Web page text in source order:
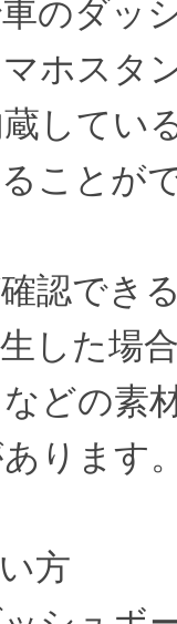
のダッ
ホスタ
してい
ことが
認でき
した場
どの素
ります
方